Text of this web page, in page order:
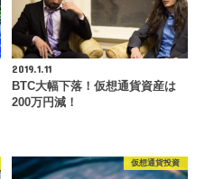
2019.1.11
BTC大幅下落！仮想通貨資産は
200万円減！
仮想通貨投資